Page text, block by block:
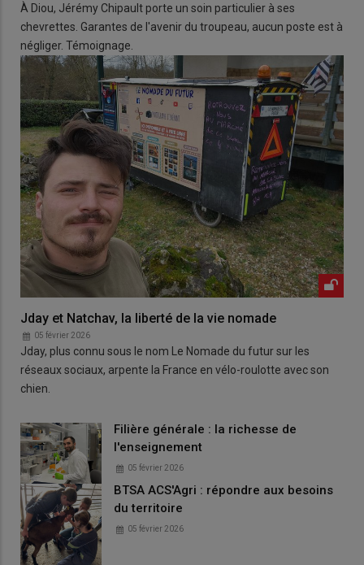
À Diou, Jérémy Chipault porte un soin particulier à ses
chevrettes. Garantes de l'avenir du troupeau, aucun poste est à
négliger. Témoignage.
Jday et Natchav, la liberté de la vie nomade
05 février 2026
Jday, plus connu sous le nom Le Nomade du futur sur les
réseaux sociaux, arpente la France en vélo-roulotte avec son
chien.
Filière générale : la richesse de
l'enseignement
05 février 2026
BTSA ACS'Agri : répondre aux besoins
du territoire
05 février 2026